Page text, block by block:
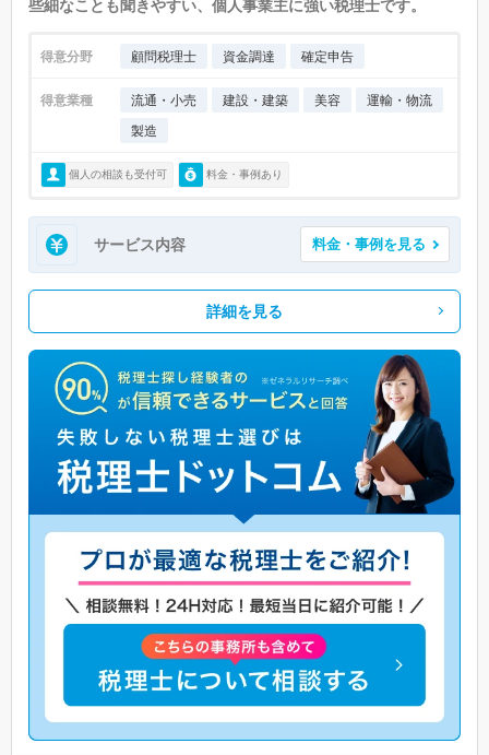
些細なことも聞きやすい、個人事業主に強い税理士です。
得意分野 顧問税理士 資金調達 確定申告
得意業種 流通・小売 建設・建築 美容
運輸・物流
製造
個人の相談も受付可 料金・事例あり
サービス内容 料金・事例を見る
詳細を見る